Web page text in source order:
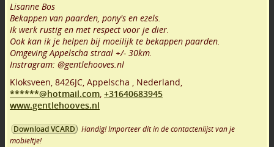
Lisanne Bos
Bekappen van paarden, pony's en ezels.
Ik werk rustig en met respect voor je dier.
Ook kan ik je helpen bij moeilijk te bekappen paarden.
Omgeving Appelscha straal +/- 30km.
Instragram: @gentlehooves.nl
Kloksveen, 8426JC, Appelscha , Nederland,
******@hotmail.com, +31640683945
www.gentlehooves.nl
Download VCARD
Handig! Importeer dit in de contactenlijst van je
mobieltje!